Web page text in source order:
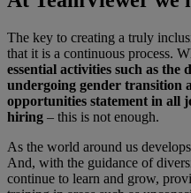
The key to creating a truly
that it is a continuous process.
essential activities such as the
undergoing gender transition
opportunities statement in all
hiring – this is not enough.
As the world around us
And, with the guidance of
continue to learn and grow,